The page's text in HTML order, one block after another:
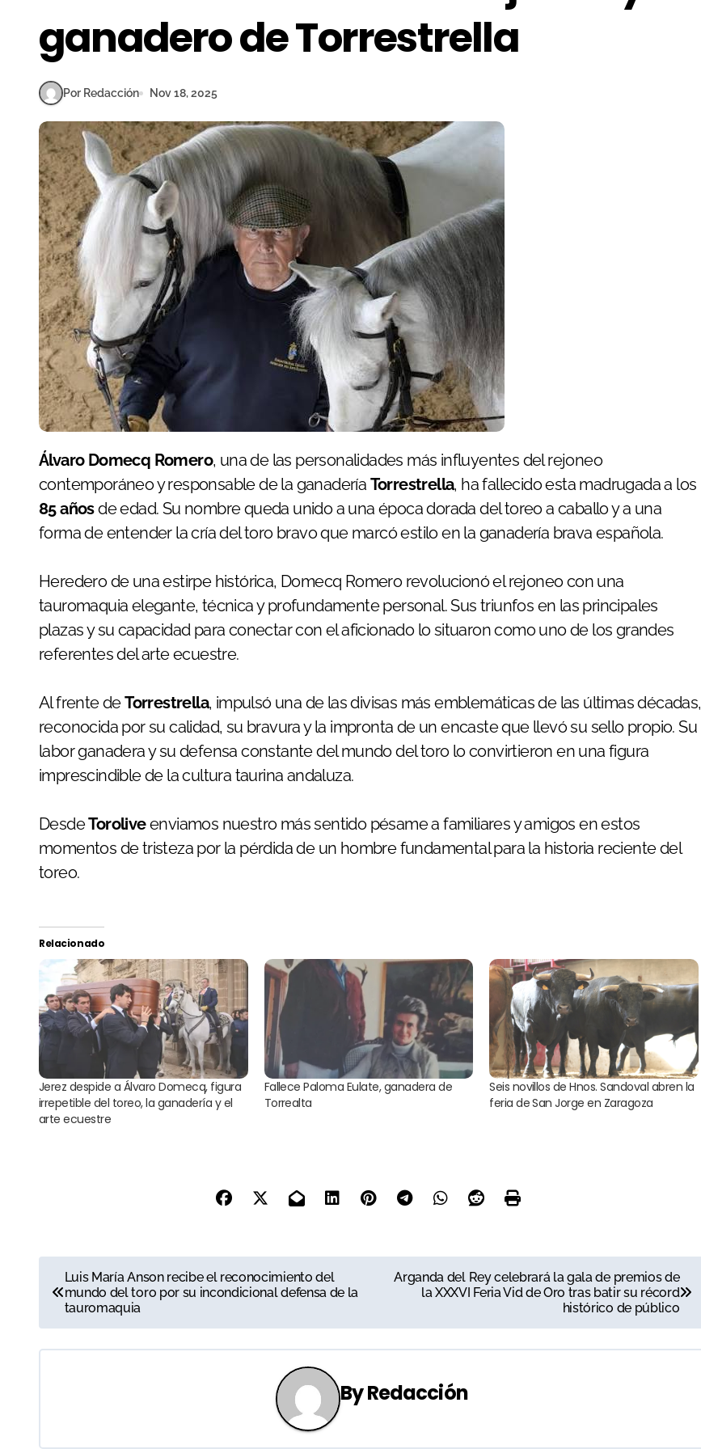
ganadero de Torrestrella
Por Redacción Nov 18, 2025
Álvaro Domecq Romero, una de las personalidades más influyentes del rejoneo
contemporáneo y responsable de la ganadería Torrestrella, ha fallecido esta madrugada a los
85 añosde edad. Su nombre queda unido a una época dorada del toreo a caballo y a una
forma de entender la cría del toro bravo que marcó estilo en la ganadería brava española.
Heredero de una estirpe histórica, Domecq Romero revolucionó el rejoneo con una
tauromaquia elegante, técnica y profundamente personal. Sus triunfos en las principales
plazas y su capacidad para conectar con el aficionado lo situaron como uno de los grandes
referentes del arte ecuestre.
Al frente deTorrestrella, impulsó una de las divisas más emblemáticas de las últimas décadas,
reconocida por su calidad, su bravura y la impronta de un encaste que llevó su sello propio. Su
labor ganadera y su defensa constante del mundo del toro lo convirtieron en una figura
imprescindible de la cultura taurina andaluza.
DesdeToroliveenviamos nuestro más sentido pésame a familiares y amigos en estos
momentos de tristeza por la pérdida de un hombre fundamental para la historia reciente del
toreo.
Relacionado
Jerez despide a Álvaro Domecq, figura
irrepetible del toreo, la ganadería y el
arte ecuestre
Fallece Paloma Eulate, ganadera de
Torrealta
Seis novillos de Hnos. Sandoval abren la
feria de San Jorge en Zaragoza
a
v
a
Luis María Anson recibe el reconocimiento del
mundo del toro por su incondicional defensa de la
tauromaquia
Arganda del Rey celebrará la gala de premios de
la XXXVI Feria Vid de Oro tras batir su récord
histórico de público
ByRedacción